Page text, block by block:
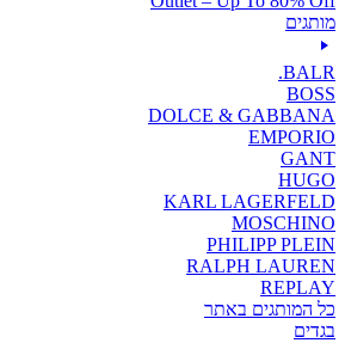
מותגים
BALR.
BOSS
DOLCE & GABBANA
EMPORIO
GANT
HUGO
KARL LAGERFELD
MOSCHINO
PHILIPP PLEIN
RALPH LAUREN
REPLAY
כל המותגים באתר
בגדים